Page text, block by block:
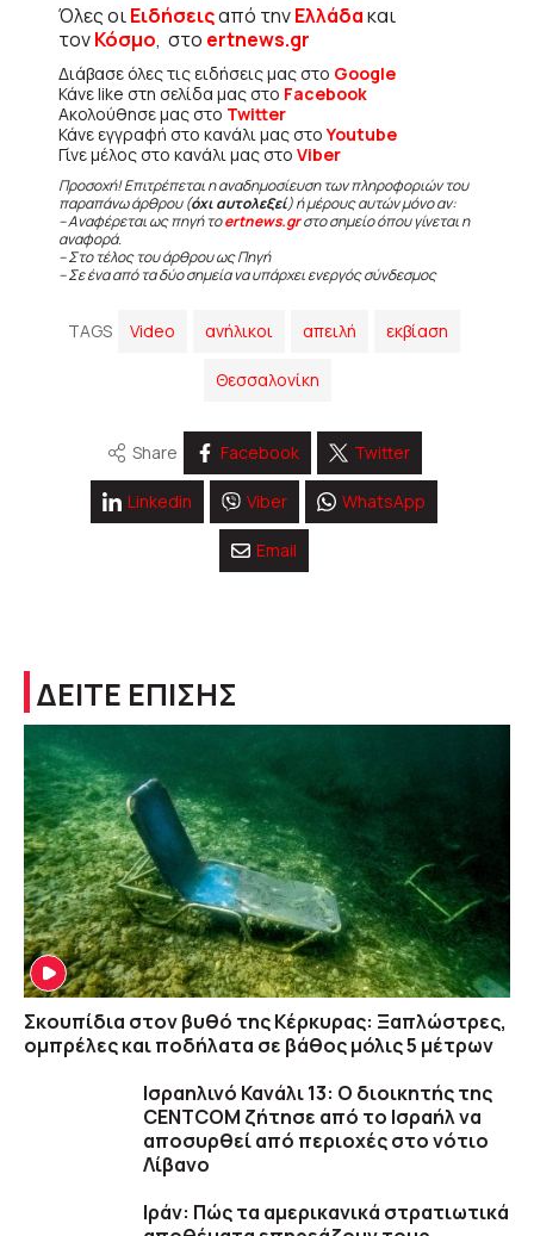
Όλες οιΕιδήσειςαπό τηνΕλλάδακαι
τονΚόσμο, στο ertnews.gr
Διάβασε όλες τις ειδήσεις μας στο Google
Κάνε like στη σελίδα μας στο Facebook
Ακολούθησε μας στο Twitter
Κάνε εγγραφή στο κανάλι μας στοYoutube
Γίνε μέλος στο κανάλι μας στο Viber
Προσοχή! Επιτρέπεται η αναδημοσίευση των πληροφοριών του
παραπάνω άρθρου (όχι αυτολεξεί) ή μέρους αυτών μόνο αν:
– Αναφέρεται ως πηγή τοertnews.grστο σημείο όπου γίνεται η
αναφορά.
– Στο τέλος του άρθρου ως Πηγή
– Σε ένα από τα δύο σημεία να υπάρχει ενεργός σύνδεσμος
TAGS Video ανήλικοι απειλή εκβίαση
Θεσσαλονίκη
Share Facebook Twitter
Linkedin Viber WhatsApp
Email
ΔΕΙΤΕ ΕΠΙΣΗΣ
Σκουπίδια στον βυθό της Κέρκυρας: Ξαπλώστρες,
ομπρέλες και ποδήλατα σε βάθος μόλις 5 μέτρων
Ισραηλινό Κανάλι 13: Ο διοικητής της
CENTCOM ζήτησε από το Ισραήλ να
αποσυρθεί από περιοχές στο νότιο
Λίβανο
Ιράν: Πώς τα αμερικανικά στρατιωτικά